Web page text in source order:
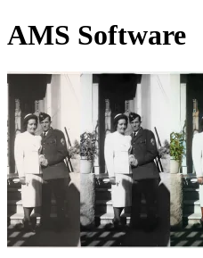
AMS Software